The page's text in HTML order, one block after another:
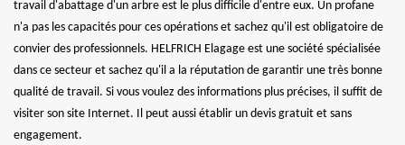
travail d'abattage d'un arbre est le plus difficile d'entre eux. Un profane
n'a pas les capacités pour ces opérations et sachez qu'il est obligatoire de
convier des professionnels. HELFRICH Elagage est une société spécialisée
dans ce secteur et sachez qu'il a la réputation de garantir une très bonne
qualité de travail. Si vous voulez des informations plus précises, il suffit de
visiter son site Internet. Il peut aussi établir un devis gratuit et sans
engagement.